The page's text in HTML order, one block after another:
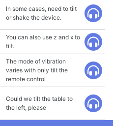
In some cases, need to tilt
or shake the device.
You can also use z and x to
tilt.
The mode of vibration
varies with only tilt the
remote control
Could we tilt the table to
the left, please